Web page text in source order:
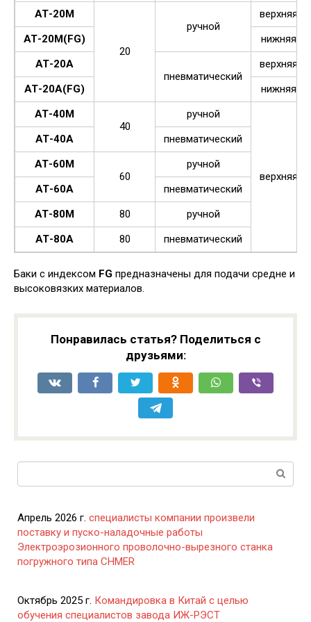
АТ-20М
20
ручной
верхняя
АТ-20М(FG)
нижняя
АТ-20А
пневматический
верхняя
АТ-20А(FG)
нижняя
АТ-40М
40
ручной
верхняя
АТ-40А
пневматический
АТ-60М
60
ручной
АТ-60А
пневматический
АТ-80М
80
ручной
АТ-80А
80 пневматический
Баки с индексом FG предназначены для подачи средне и
высоковязких материалов.
Понравилась статья? Поделиться с
друзьями:
Апрель 2026 г. специалисты компании произвели
поставку и пуско-наладочные работы
Электроэрозионного проволочно-вырезного станка
погружного типа CHMER
Октябрь 2025 г. Командировка в Китай с целью
обучения специалистов завода ИЖ-РЭСТ